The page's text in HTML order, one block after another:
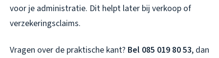
voor je administratie. Dit helpt later bij verkoop of
verzekeringsclaims.
Vragen over de praktische kant? Bel 085 019 80 53, dan